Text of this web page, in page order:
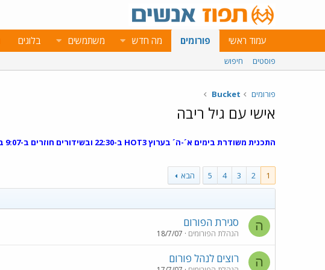
עמוד ראשי פורומים מה חדש משתמשים בלוגים
פוסטים חיפוש
פורומים Bucket
אישי עם גיל ריבה
התכנית משודרת בימים א´-ה´ בערוץ HOT3 ב-22:30 ובשידורים חוזרים ב-9:07 בבוקר ובהוט V.O.D
1
2
3
4
5 הבא
ה סגירת הפורום
הנהלת הפורומים 18/7/07
ה רוצים לנהל פורום